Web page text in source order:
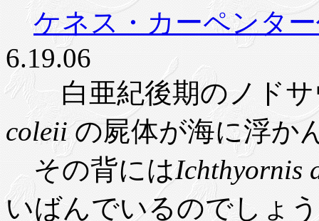
ケネス・カーペンタ
6.19.06
白亜紀後期のノドサ
coleiiの屍体が海に浮か
その背にはIchthyornis
いばんでいるのでしょ